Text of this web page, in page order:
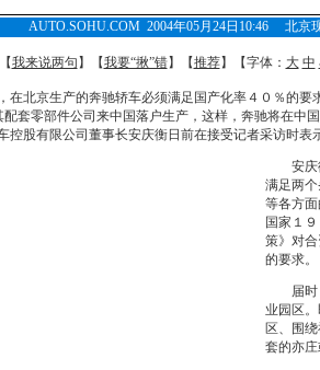
AUTO.SOHU.COM 2004年05月24日10:46 北京
我来说两句 】【我要“揪”错】【推荐】【字体： 大 中
北京生产的奔驰轿车必须满足国产化率４０％的要
套零部件公司来中国落户生产，这样，奔驰将在中
控股有限公司董事长安庆衡日前在接受记者采访时表
安庆衡
满足两
等各方
国家１
策》对
的要求。
届时，
业园区
区、围
套的亦庄